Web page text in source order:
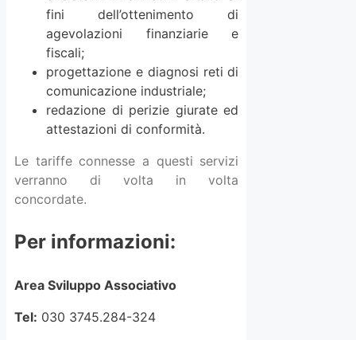
fini dell’ottenimento di
agevolazioni finanziarie e
fiscali;
progettazione e diagnosi reti di
comunicazione industriale;
redazione di perizie giurate ed
attestazioni di conformità.
Le tariffe connesse a questi servizi
verranno di volta in volta
concordate.
Per informazioni:
Area Sviluppo Associativo
Tel: 030 3745.284-324